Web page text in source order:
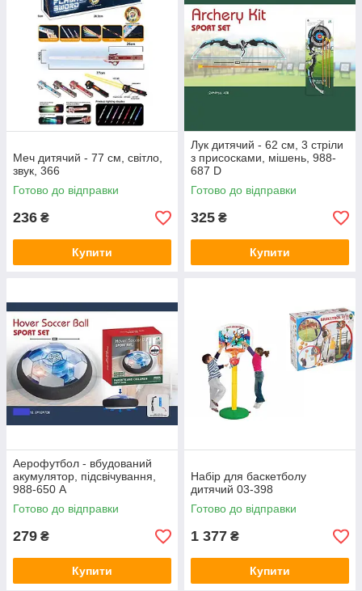
Меч дитячий - 77 см, світло,
звук, 366
Готово до відправки
236 ₴
Купити
Лук дитячий - 62 см, 3 стріли
з присосками, мішень, 988-
687 D
Готово до відправки
325 ₴
Купити
Аерофутбол - вбудований
акумулятор, підсвічування,
988-650 А
Готово до відправки
279 ₴
Купити
Набір для баскетболу
дитячий 03-398
Готово до відправки
1 377 ₴
Купити